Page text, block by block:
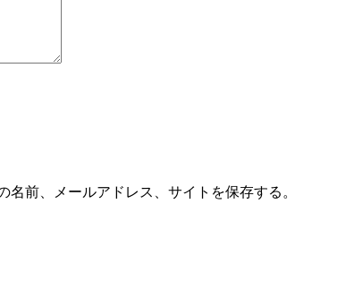
前、メールアドレス、サイトを保存する。